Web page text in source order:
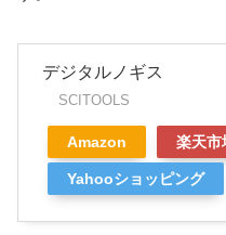
デジタルノギス
SCITOOLS
Amazon 楽天市
Yahooショッピング